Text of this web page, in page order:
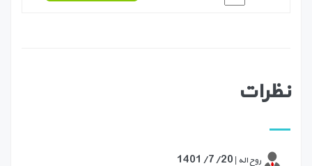
نظرات
روح اله | 1401/7/20